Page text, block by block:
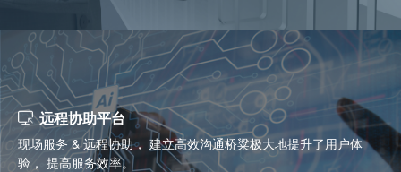
远程协助平台
现场服务 & 远程协助， 建立高效沟通桥粱极大地提升了用户体
验， 提高服务效率。